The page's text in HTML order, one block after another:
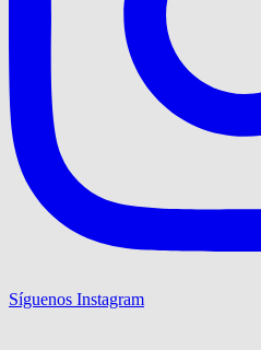
Síguenos Instagram